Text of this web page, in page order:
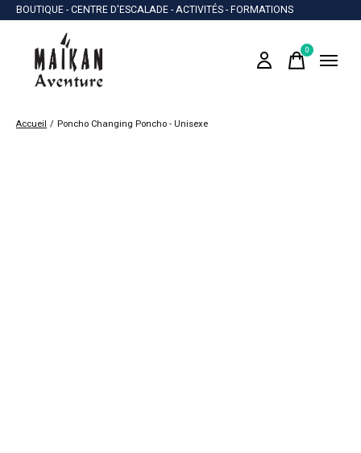
BOUTIQUE - CENTRE D'ESCALADE - ACTIVITÉS - FORMATIONS
0items
Accueil / Poncho Changing Poncho - Unisexe